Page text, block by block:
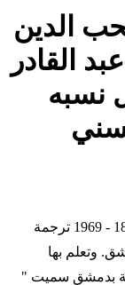
الدين
القادر
نسبه
التاريخ الهجري 1303 - 1389 التاريخ الميلادي 1886 - 1969 ترجمة
وتعلم بها
إنشاء جمعية بدمشق سميت "